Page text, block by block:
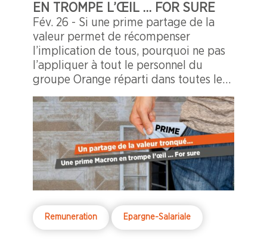
EN TROMPE L’ŒIL … FOR SURE
Fév. 26 - Si une prime partage de la
valeur permet de récompenser
l’implication de tous, pourquoi ne pas
l’appliquer à tout le personnel du
groupe Orange réparti dans toutes les
géographies du monde soit près de 124
000 salariés ?
Remuneration Epargne-Salariale